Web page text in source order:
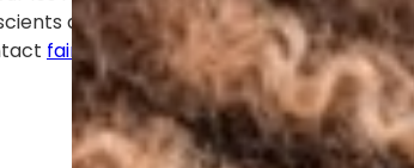
que des erreurs peuvent échapper à
faire une réclamation.